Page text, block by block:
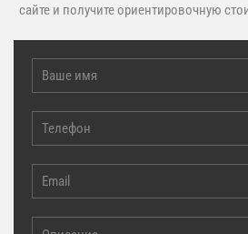
сайте и получите ориентировочную